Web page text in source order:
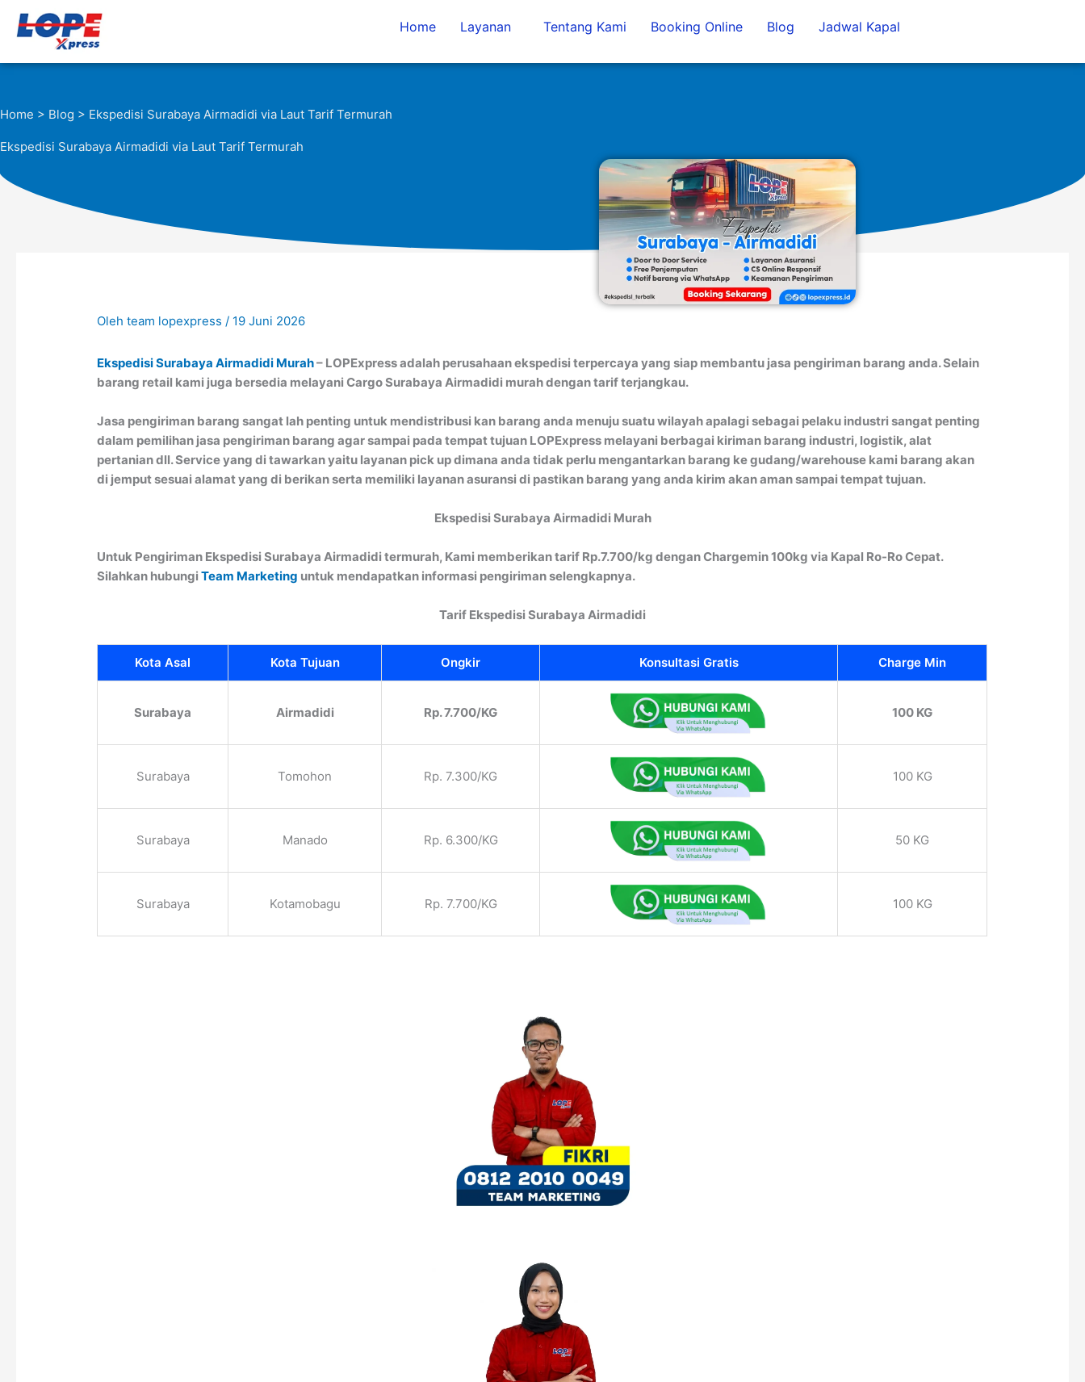
Home Layanan Tentang Kami Booking Online Blog Jadwal Kapal
Home > Blog > Ekspedisi Surabaya Airmadidi via Laut Tarif Termurah
Ekspedisi Surabaya Airmadidi via Laut Tarif Termurah
Olehteam lopexpress / 19 Juni 2026
Ekspedisi Surabaya Airmadidi Murah– LOPExpress adalah perusahaan ekspedisi terpercaya yang siap membantu jasa pengiriman barang anda. Selain
barang retail kami juga bersedia melayani Cargo Surabaya Airmadidi murah dengan tarif terjangkau.
Jasa pengiriman barang sangat lah penting untuk mendistribusi kan barang anda menuju suatu wilayah apalagi sebagai pelaku industri sangat penting
dalam pemilihan jasa pengiriman barang agar sampai pada tempat tujuan LOPExpress melayani berbagai kiriman barang industri, logistik, alat
pertanian dll. Service yang di tawarkan yaitu layanan pick up dimana anda tidak perlu mengantarkan barang ke gudang/warehouse kami barang akan
di jemput sesuai alamat yang di berikan serta memiliki layanan asuransi di pastikan barang yang anda kirim akan aman sampai tempat tujuan.
Ekspedisi Surabaya Airmadidi Murah
Untuk Pengiriman Ekspedisi Surabaya Airmadidi termurah, Kami memberikan tarif Rp.7.700/kg dengan Chargemin 100kg via Kapal Ro-Ro Cepat.
Silahkan hubungiTeam Marketing untuk mendapatkan informasi pengiriman selengkapnya.
Tarif Ekspedisi Surabaya Airmadidi
Kota Asal Kota Tujuan Ongkir Konsultasi Gratis Charge Min
Surabaya Airmadidi Rp. 7.700/KG 100 KG
Surabaya Tomohon Rp. 7.300/KG 100 KG
Surabaya Manado Rp. 6.300/KG 50 KG
Surabaya Kotamobagu Rp. 7.700/KG 100 KG